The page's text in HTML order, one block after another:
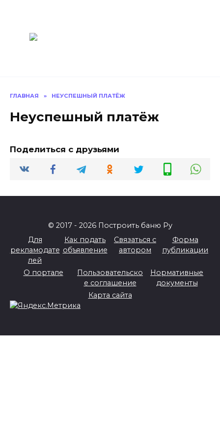
ГЛАВНАЯ » НЕУСПЕШНЫЙ ПЛАТЁЖ
Неуспешный платёж
Поделиться с друзьями
© 2017 - 2026 Построить баню Ру
Для
рекламодате
лей
Как подать
объявление
Связаться с
автором
Форма
публикации
О портале
Пользовательско
е соглашение
Нормативные
документы
Карта сайта